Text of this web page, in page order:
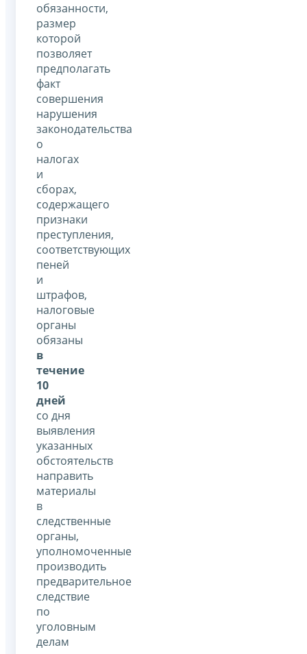
обязанности,
размер
которой
позволяет
предполагать
факт
совершения
нарушения
законодательства
о
налогах
и
сборах,
содержащего
признаки
преступления,
соответствующих
пеней
и
штрафов,
налоговые
органы
обязаны
в
течение
10
дней
со дня
выявления
указанных
обстоятельств
направить
материалы
в
следственные
органы,
уполномоченные
производить
предварительное
следствие
по
уголовным
делам